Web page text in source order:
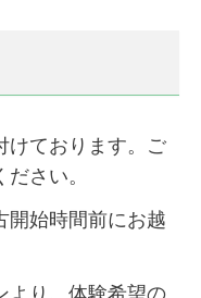
けております。ご
さい。
開始時間前にお越